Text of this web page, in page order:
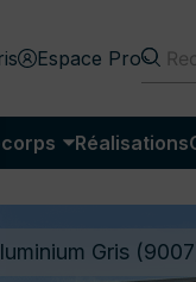
Espace Pro
Réalisations
Gris